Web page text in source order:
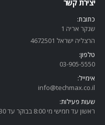
יצירת קשר
כתובת:
שנקר אריה 1
הרצליה ישראל 4672501
טלפון:
03-905-5550
אימייל:
info@techmax.co.il
שעות פעילות:
ראשון עד חמישי מי 8:00 בבוקר עד 14:30